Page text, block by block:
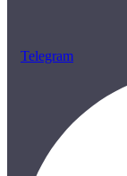
Telegram